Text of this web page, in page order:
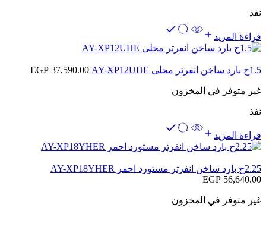
نفذ
قراءة المزيد
1.5ح بارد ساخن انفرتر محلى AY-XP12UHE EGP 37,590.00
غير متوفر في المخزون
نفذ
قراءة المزيد
2.25ح بارد ساخن انفرتر مستورد احمر AY-XP18YHER
EGP 56,640.00
غير متوفر في المخزون